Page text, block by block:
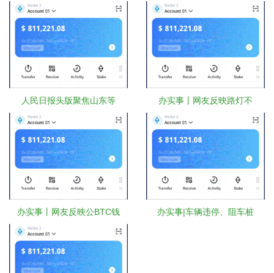
人民日报头版聚焦山东等 办实事丨网友反映路灯不
办实事丨网友反映公BTC钱 办实事|车辆违停、阻车桩